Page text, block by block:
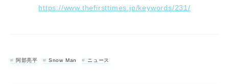
https://www.thefirsttimes.jp/keywords/231/
阿部亮平 Snow Man ニュース